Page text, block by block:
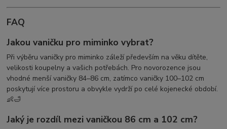
FAQ
Jakou vaničku pro miminko vybrat?
Při výběru vaničky pro miminko záleží především na věku dítěte,
velikosti koupelny a vašich potřebách. Pro novorozence jsou
vhodné menší vaničky 84–86 cm, zatímco vaničky 100–102 cm
poskytují více prostoru a obvykle vydrží po celé kojenecké období.
👶🛁
Jaký je rozdíl mezi vaničkou 86 cm a 102 cm?